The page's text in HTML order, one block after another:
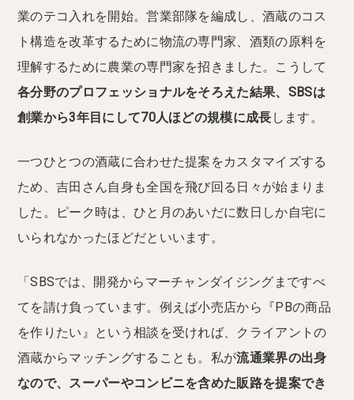
業のテコ入れを開始。営業部隊を編成し、酒蔵のコス
ト構造を改革するために物流の専門家、酒類の原料を
理解するために農業の専門家を招きました。こうして
各分野のプロフェッショナルをそろえた結果、SBSは
創業から3年目にして70人ほどの規模に成長 します。
一つひとつの酒蔵に合わせた提案をカスタマイズする
ため、吉田さん自身も全国を飛び回る日々が始まりま
した。ピーク時は、ひと月のあいだに数日しか自宅に
いられなかったほどだといいます。
「SBSでは、開発からマーチャンダイジングまですべ
てを請け負っています。例えば小売店から『PBの商品
を作りたい』という相談を受ければ、クライアントの
酒蔵からマッチングすることも。私が流通業界の出身
なので、スーパーやコンビニを含めた販路を提案でき